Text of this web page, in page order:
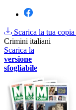
Scarica la tua copia
Crimini italiani
Scarica la
versione
sfogliabile